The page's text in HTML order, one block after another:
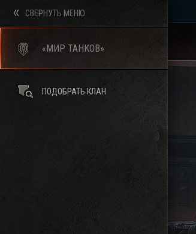
СВЕРНУТЬ МЕНЮ
«МИР ТАНКОВ»
ПОДОБРАТЬ КЛАН